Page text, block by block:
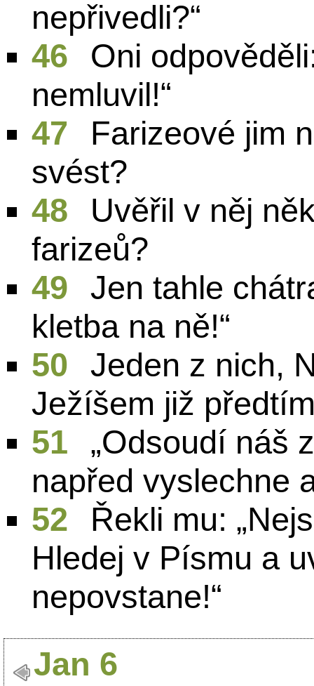
nepřivedli?“
46
Oni
nemluvil!“
47
Farizeové jim
svést?
48
Uvěřil v něj
farizeů?
49
Jen tahle
kletba na ně!“
50
Jeden z nich,
Ježíšem již
51
„Odsoudí náš
napřed vyslechne
52
Řekli mu:
Hledej v Písmu a
nepovstane!“
Jan 6